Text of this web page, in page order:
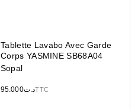
Tablette Lavabo Avec Garde
Corps YASMINE SB68A04
Sopal
د.ت95.000 TTC